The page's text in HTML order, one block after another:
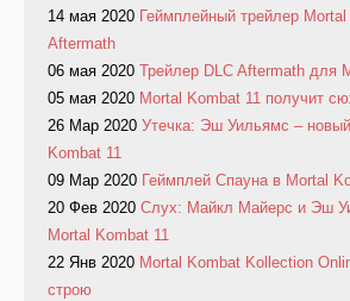
14 мая 2020 Геймплейный трейлер
Aftermath
06 мая 2020 Трейлер DLC Aftermath для
05 мая 2020 Mortal Kombat 11 получит
26 Мар 2020 Утечка: Эш Уильямс –
Kombat 11
09 Мар 2020 Геймплей Спауна в Mortal
20 Фев 2020 Слух: Майкл Майерс и Эш
Mortal Kombat 11
22 Янв 2020 Mortal Kombat Kollection
строю